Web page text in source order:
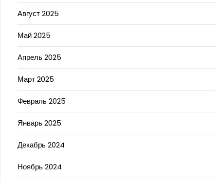
Август 2025
Май 2025
Апрель 2025
Март 2025
Февраль 2025
Январь 2025
Декабрь 2024
Ноябрь 2024